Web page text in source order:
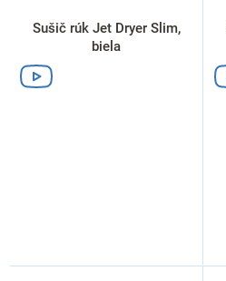
Sušič rúk Jet Dryer Slim,
biela